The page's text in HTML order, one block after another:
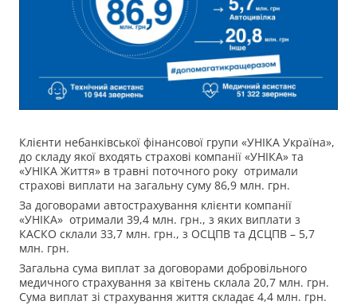
Клієнти небанківської фінансової групи «УНІКА Україна»,
до складу якої входять страхові компанії «УНІКА» та
«УНІКА Життя» в травні поточного року отримали
страхові виплати на загальну суму 86,9 млн. грн.
За договорами автострахування клієнти компанії
«УНІКА» отримали 39,4 млн. грн., з яких виплати з
КАСКО склали 33,7 млн. грн., з ОСЦПВ та ДСЦПВ – 5,7
млн. грн.
Загальна сума виплат за договорами добровільного
медичного страхування за квітень склала 20,7 млн. грн.
Сума виплат зі страхування життя складає 4,4 млн. грн.